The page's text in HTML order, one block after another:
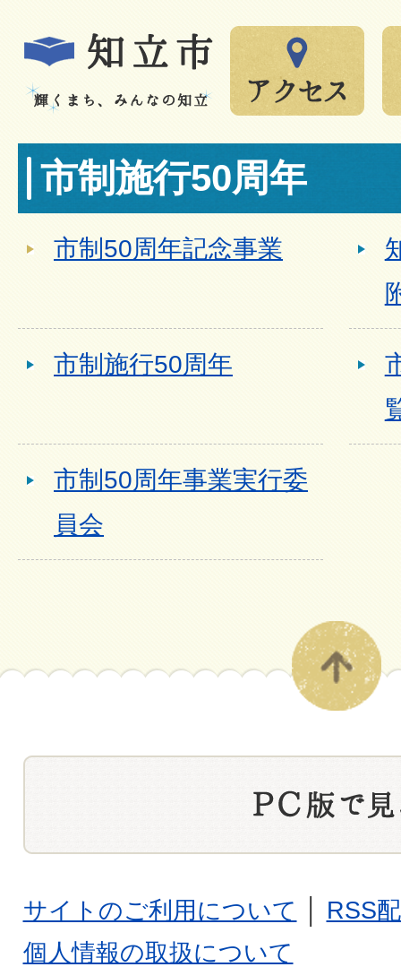
市制施行50周年
市制50周年記念事業
市制施行50周年
市制50周年事業実行委
員会
サイトのご利用について
RSS
個人情報の取扱について